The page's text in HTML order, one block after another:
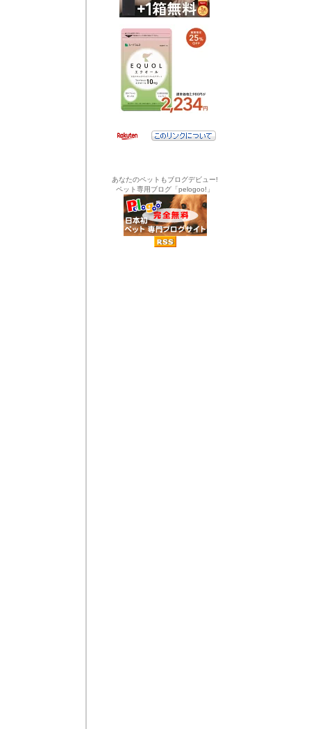
あなたのペットもブログデビュー!
ペット専用ブログ「pelogoo!」